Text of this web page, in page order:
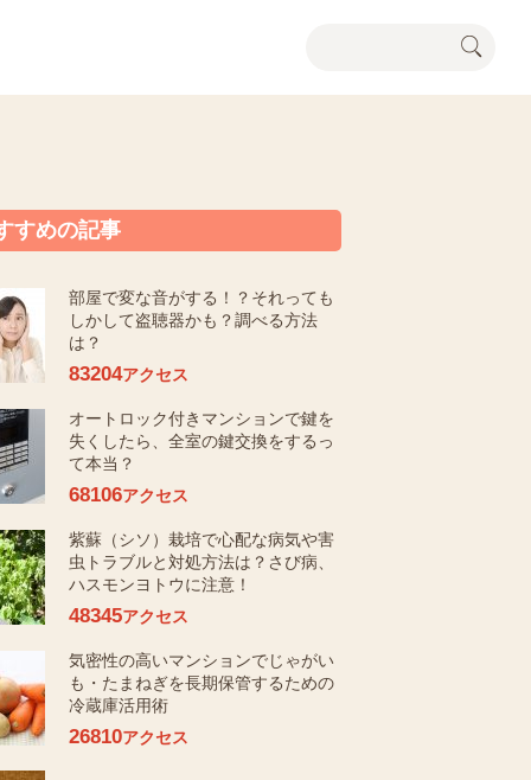
すめの記事
部屋で変な音がする！？それっても
しかして盗聴器かも？調べる方法
は？
83204アクセス
オートロック付きマンションで鍵を
失くしたら、全室の鍵交換をするっ
て本当？
68106アクセス
紫蘇（シソ）栽培で心配な病気や害
虫トラブルと対処方法は？さび病、
ハスモンヨトウに注意！
48345アクセス
気密性の高いマンションでじゃがい
も・たまねぎを長期保管するための
冷蔵庫活用術
26810アクセス